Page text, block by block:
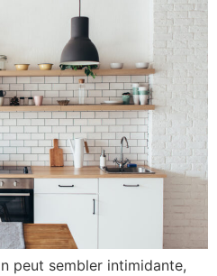
peut sembler intimidante,